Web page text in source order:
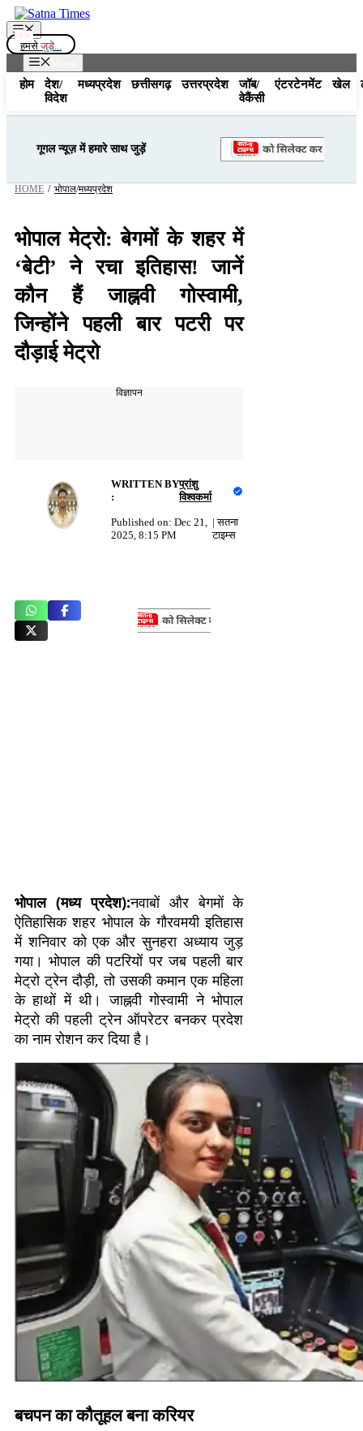
Skip
to
content
Menu
हमसे जुड़े...
होम
देश/
विदेश
मध्यप्रदेश छत्तीसगढ़ उत्तरप्रदेश
जॉब/
वेकैंसी
एंटरटेनमेंट खेल
गूगल न्यूज़ में हमारे साथ जुड़ें
HOME / भोपाल/मध्यप्रदेश
भोपाल मेट्रो: बेगमों के शहर में
‘बेटी’ ने रचा इतिहास! जानें
कौन हैं जाह्नवी गोस्वामी,
जिन्होंने पहली बार पटरी पर
दौड़ाई मेट्रो
विज्ञापन
WRITTEN BY
:
प्रांशु
विश्वकर्मा
Published on: Dec 21,
2025, 8:15 PM
|सतना
टाइम्स
भोपाल (मध्य प्रदेश):नवाबों और बेगमों के
ऐतिहासिक शहर भोपाल के गौरवमयी इतिहास
में शनिवार को एक और सुनहरा अध्याय जुड़
गया। भोपाल की पटरियों पर जब पहली बार
मेट्रो ट्रेन दौड़ी, तो उसकी कमान एक महिला
के हाथों में थी। जाह्नवी गोस्वामी ने भोपाल
मेट्रो की पहली ट्रेन ऑपरेटर बनकर प्रदेश
का नाम रोशन कर दिया है।
बचपन का कौतूहल बना करियर